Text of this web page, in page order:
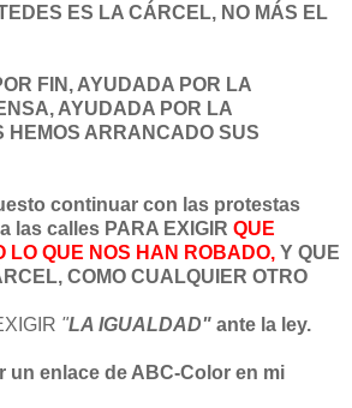
ES LA CÁRCEL, NO MÁS EL
FIN, AYUDADA POR LA
AYUDADA POR LA
HEMOS ARRANCADO SUS
continuar con las protestas
las calles PARA EXIGIR QUE
LO QUE NOS HAN ROBADO, Y QUE
COMO CUALQUIER OTRO
"LA IGUALDAD" ante la ley.
un enlace de ABC-Color en mi